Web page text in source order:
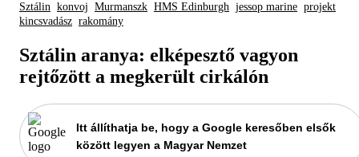
Sztálin konvoj Murmanszk HMS Edinburgh jessop marine projekt
kincsvadász rakomány
Sztálin aranya: elképesztő vagyon
rejtőzött a megkerült cirkálón
Itt állíthatja be, hogy a Google keresőben elsők
között legyen a Magyar Nemzet